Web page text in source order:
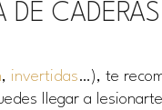
DE CADERAS
, invertidas…), te
llegar a